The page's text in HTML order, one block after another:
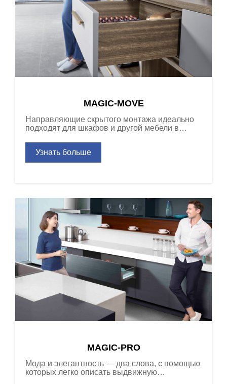
MAGIC-MOVE
Направляющие скрытого монтажа идеально
подходят для шкафов и другой мебели в
использование ящиков.
Узнать больше
MAGIC-PRO
Мода и элегантность — два слова, с помощью
которых легко описать выдвижную